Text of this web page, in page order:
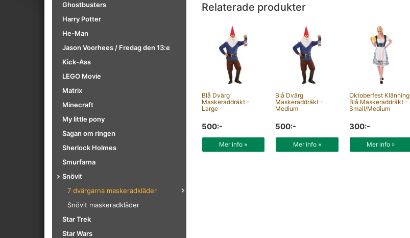
Ghostbusters
Harry Potter
He-Man
Jason Voorhees / Fredag den 13:e
Kick-Ass
LEGO Movie
Matrix
Minecraft
My little pony
Sagan om ringen
Sherlock Holmes
Smurfarna
Snövit
7 dvärgarna maskeradkläder
Snövit maskeradkläder
Star Trek
Star Wars
Relaterade produkter
Blå Dvärg
Maskeraddräkt -
Large
500:-
Mer info »
Blå Dvärg
Maskeraddräkt -
Medium
500:-
Mer info »
Oktoberfest Klänning
Blå Maskeraddräkt -
Small/Medium
300:-
Mer info »